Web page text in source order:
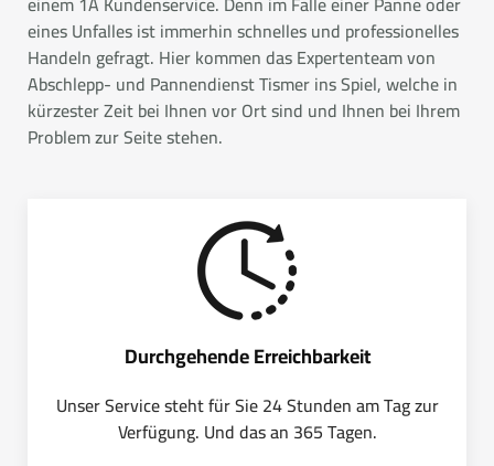
eines Unfalles ist immerhin schnelles und professionelles
Handeln gefragt. Hier kommen das Expertenteam von
Abschlepp- und Pannendienst Tismer ins Spiel, welche in
kürzester Zeit bei Ihnen vor Ort sind und Ihnen bei Ihrem
Problem zur Seite stehen.
Durchgehende Erreichbarkeit
Unser Service steht für Sie 24 Stunden am Tag zur
Verfügung. Und das an 365 Tagen.